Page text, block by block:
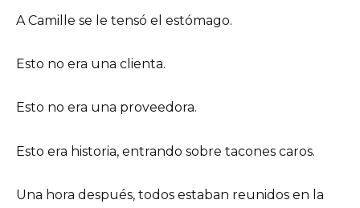
A Camille se le tensó el estómago.
Esto no era una clienta.
Esto no era una proveedora.
Esto era historia, entrando sobre tacones caros.
Una hora después, todos estaban reunidos en la